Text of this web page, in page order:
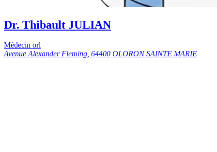
Dr. Thibault JULIAN
Médecin orl
Avenue Alexander Fleming, 64400 OLORON SAINTE MARIE